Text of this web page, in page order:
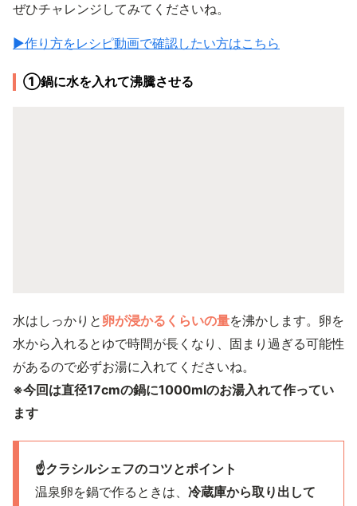
ぜひチャレンジしてみてくださいね。
▶作り方をレシピ動画で確認したい方はこちら
①鍋に水を入れて沸騰させる
水はしっかりと 卵が浸かるくらいの量を沸かします。卵を
水から入れるとゆで時間が長くなり、固まり過ぎる可能性
があるので必ずお湯に入れてくださいね。
※今回は直径17cmの鍋に1000mlのお湯入れて作ってい
ます
☝️クラシルシェフのコツとポイント
温泉卵を鍋で作るときは、 冷蔵庫から取り出して